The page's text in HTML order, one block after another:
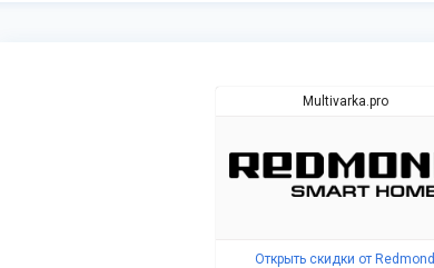
Multivarka.pro
Открыть скидки от Redmond